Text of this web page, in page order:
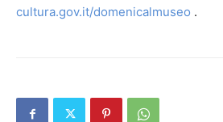
cultura.gov.it/domenicalmuseo .